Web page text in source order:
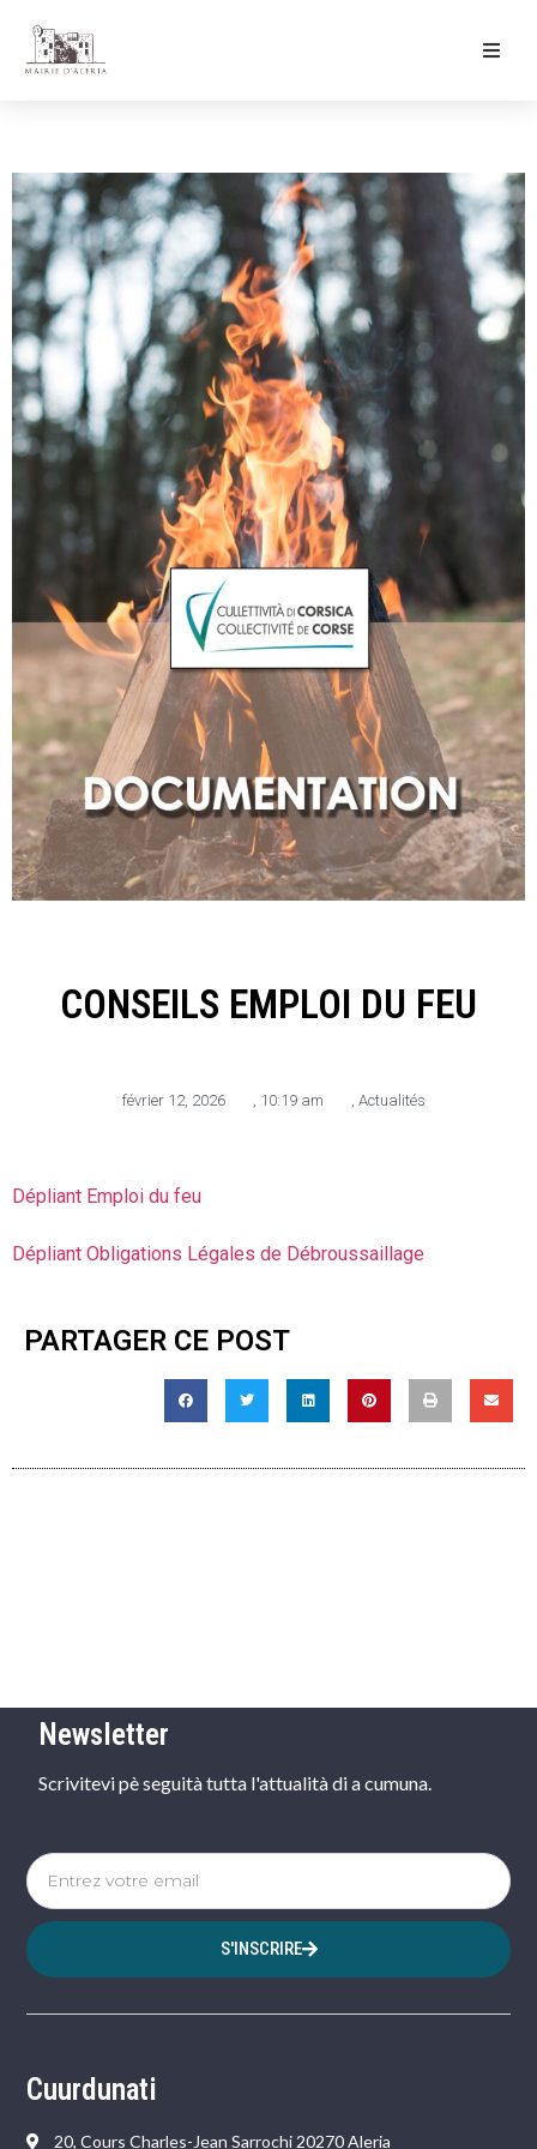
Culture & Loisirs
Mon Quotidien
CONSEILS EMPLOI DU FEU
février 12, 2026 , 10:19 am , Actualités
Dépliant Emploi du feu
Dépliant Obligations Légales de Débroussaillage
PARTAGER CE POST
Newsletter
Scrivitevi pè seguità tutta l'attualità di a cumuna.
S'INSCRIRE
Cuurdunati
20, Cours Charles-Jean Sarrochi 20270 Aleria